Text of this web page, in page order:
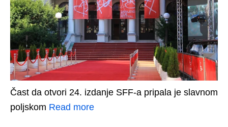
Čast da otvori 24. izdanje SFF-a pripala je slavnom
poljskom Read more